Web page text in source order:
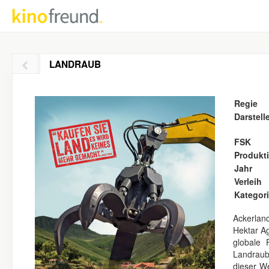
LANDRAUB
Regie
FSK
Jahr
Verleih
Hektar
globale
dieser